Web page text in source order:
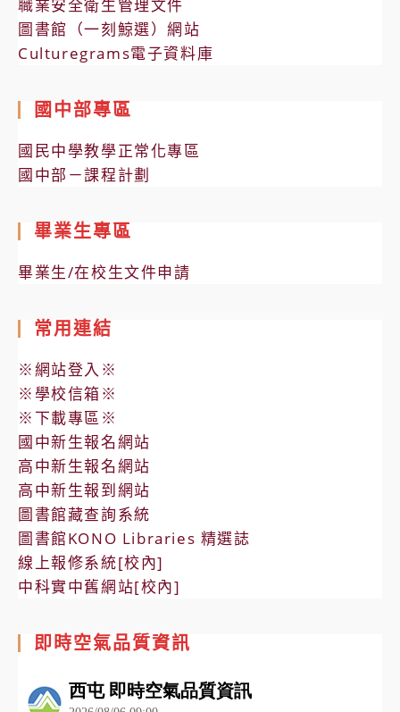
職業安全衛生管理文件
圖書館（一刻鯨選）網站
Culturegrams電子資料庫
國中部專區
國民中學教學正常化專區
國中部－課程計劃
畢業生專區
畢業生/在校生文件申請
常用連結
※網站登入※
※學校信箱※
※下載專區※
國中新生報名網站
高中新生報名網站
高中新生報到網站
圖書館藏查詢系統
圖書館KONO Libraries 精選誌
線上報修系統[校內]
中科實中舊網站[校內]
即時空氣品質資訊